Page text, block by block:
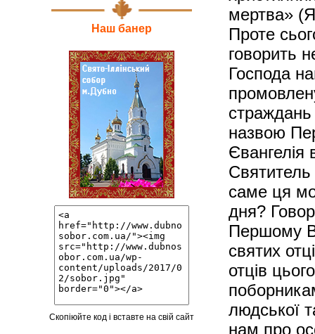
Наш банер
Скопіюйте код і вставте на свій сайт
мертва»
Проте
говорить
Господа
страждань
назвою
Євангелія
саме ця
дня?
Першому
святих
отців
людської
нам про